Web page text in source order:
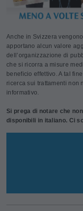
Anche in Svizzera
apportano alcun valore
dell’organizzazione di
che si ricorra a misure
beneficio effettivo. A tal
ricerca sui trattamenti non
informativo.
Si prega di notare che
disponibili in italiano. Ci